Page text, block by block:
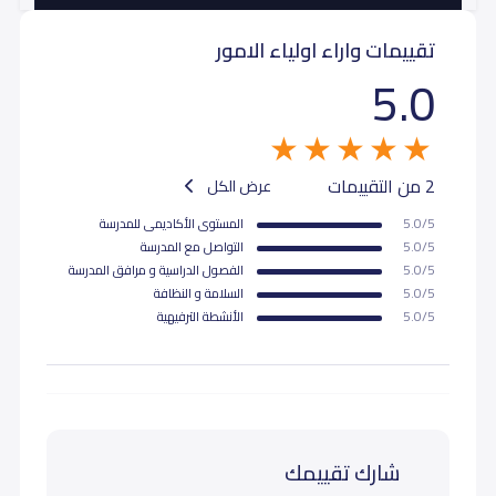
ثاني ثانوي (Grade 11)
ثالث ثانوي (Grade 12)
تقييمات واراء اولياء الامور
5.0
2 من التقييمات عرض الكل
5.0/5
المستوى اﻷكاديمى للمدرسة
5.0/5
التواصل مع المدرسة
5.0/5
الفصول الدراسية و مرافق المدرسة
5.0/5
السلامة و النظافة
5.0/5
اﻷنشطة الترفيهية
شارك تقييمك